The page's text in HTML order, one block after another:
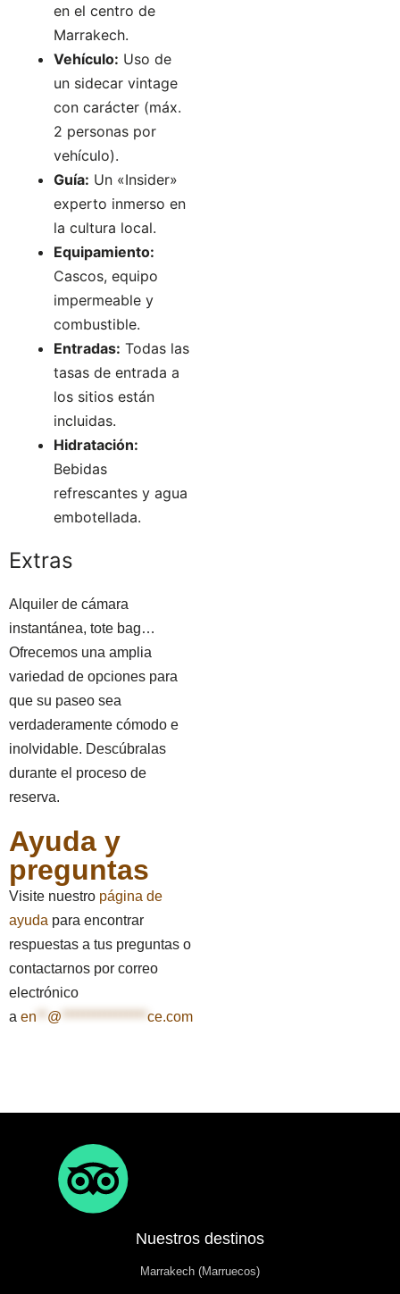
en el centro de
Marrakech.
Vehículo: Uso de
un sidecar vintage
con carácter (máx.
2 personas por
vehículo).
Guía: Un «Insider»
experto inmerso en
la cultura local.
Equipamiento:
Cascos, equipo
impermeable y
combustible.
Entradas: Todas las
tasas de entrada a
los sitios están
incluidas.
Hidratación:
Bebidas
refrescantes y agua
embotellada.
Extras
Alquiler de cámara
instantánea, tote bag…
Ofrecemos una amplia
variedad de opciones para
que su paseo sea
verdaderamente cómodo e
inolvidable. Descúbralas
durante el proceso de
reserva.
Ayuda y
preguntas
Visite nuestro página de
ayuda para encontrar
respuestas a tus preguntas o
contactarnos por correo
electrónico
a en ** @ **************** ce.com
Nuestros destinos
Marrakech (Marruecos)